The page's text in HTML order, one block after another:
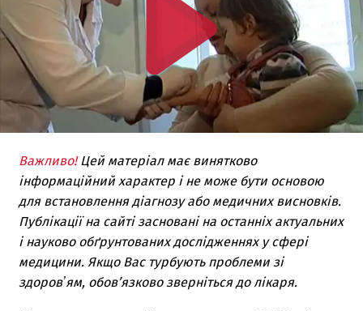
Важливо! Цей матеріал має винятково
інформаційний характер і не може бути основою
для встановлення діагнозу або медичних висновків.
Публікації на сайті засновані на останніх актуальних
і науково обґрунтованих дослідженнях у сфері
медицини. Якщо Вас турбують проблеми зі
здоровʼям, обов’язково зверніться до лікаря.